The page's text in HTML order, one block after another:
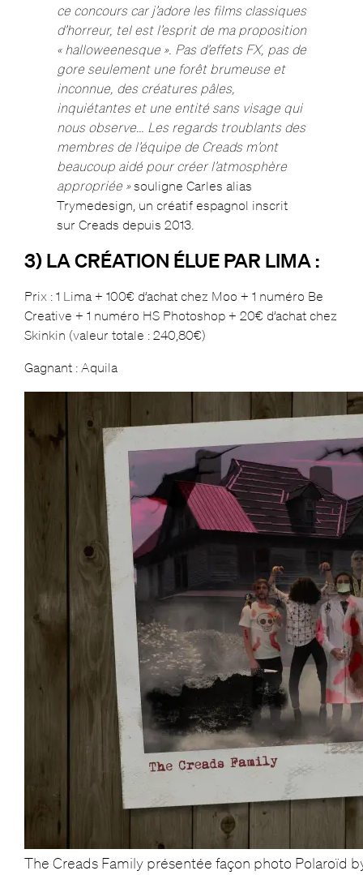
ce concours car j’adore les films classiques
d’horreur, tel est l’esprit de ma proposition
« halloweenesque ». Pas d’effets FX, pas de
goreseulement une forêt brumeuse et
inconnue, des créatures pâles,
inquiétantes et une entité sans visage qui
nous observe… L es regards troublants des
membres de l’équipe de Creads m’ont
beaucoup aidé pour créer l’atmosphère
appropriée »souligne Carles alias
Trymedesign, un créatif espagnol inscrit
sur Creads depuis 2013.
3) LA CRÉATION ÉLUE PAR LIMA :
Prix : 1 Lima + 100€ d’achat chez Moo + 1 numéro Be
Creative + 1 numéro HS Photoshop + 20€ d’achat chez
Skinkin (valeur totale : 240,80€)
Gagnant : Aquila
The Creads Family présentée façon photo Polaroïd